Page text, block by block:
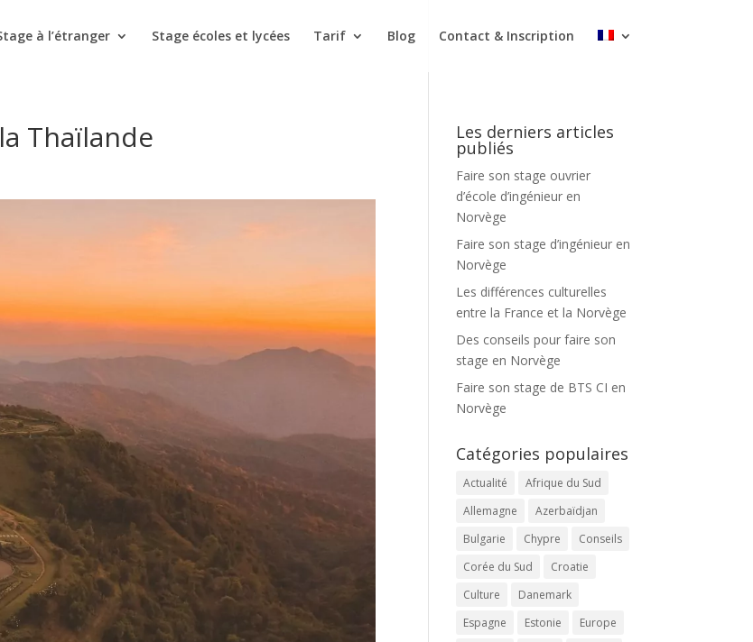
à l’étranger Stage écoles et lycées Tarif Blog Contact & Inscription
Thaïlande Les derniers articles
publiés
Faire son stage ouvrier
d’école d’ingénieur en
Norvège
Faire son stage d’ingénieur en
Norvège
Les différences culturelles
entre la France et la Norvège
Des conseils pour faire son
stage en Norvège
Faire son stage de BTS CI en
Norvège
Catégories populaires
Actualité
Afrique du Sud
Allemagne
Azerbaïdjan
Bulgarie
Chypre
Conseils
Corée du Sud
Croatie
Culture
Danemark
Espagne
Estonie
Europe